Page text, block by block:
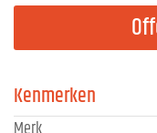
Kenmerken